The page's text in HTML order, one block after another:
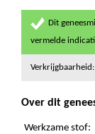
Dit
vermelde
Over dit
Werkzame stof: